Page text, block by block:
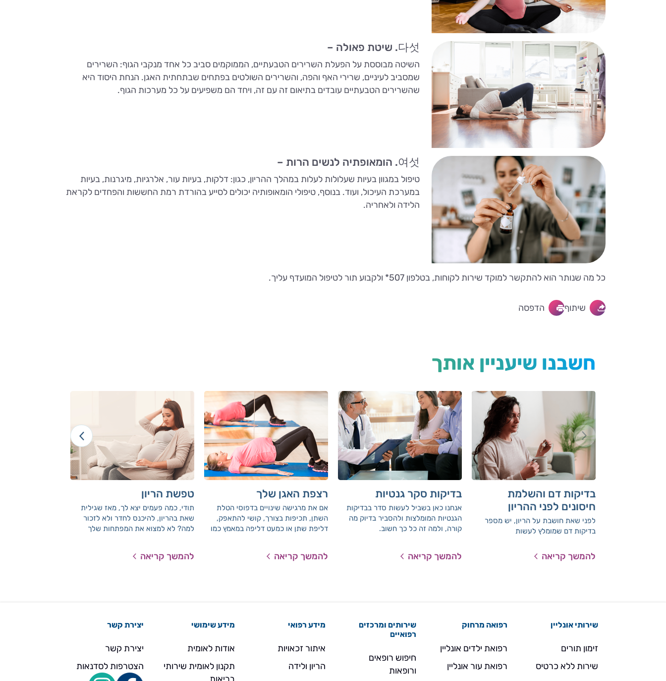
다섯. שיטת פאולה –
השיטה מבוססת על הפעלת השרירים הטבעתיים, הממוקמים סביב כל אחד מנקבי הגוף: השרירים
שמסביב לעיניים, שרירי האף והפה, והשרירים השולטים בפתחים שבתחתית האגן. הנחת היסוד היא
שהשרירים הטבעתיים עובדים בתיאום זה עם זה, ויחד הם משפיעים על כל מערכות הגוף.
여섯. הומאופתיה לנשים הרות –
טיפול במגוון בעיות שעלולות לעלות במהלך ההריון, כגון: דלקות, בעיות עור, אלרגיות, מיגרנות, בעיות
במערכת העיכול, ועוד. בנוסף, טיפולי הומאופותיה יכולים לסייע בהורדת רמת החששות והפחדים לקראת
הלידה ולאחריה.
כל מה שנותר הוא להתקשר למוקד שירות לקוחות, בטלפון 507* ולקבוע תור לטיפול המועדף עליך.
שיתוף הדפסה
חשבנו שיעניין אותך
בדיקות דם והשלמת
חיסונים לפני ההריון
לפני שאת חושבת על הריון, יש מספר
בדיקות דם שמומלץ לעשות
להמשך קריאה
בדיקות סקר גנטיות
אנחנו כאן בשביל לעשות סדר בבדיקות
הגנטיות המומלצות ולהסביר בדיוק מה
קורה, ולמה זה כל כך חשוב.
להמשך קריאה
רצפת האגן שלך
אם את מרגישה שינויים בדפוסי הטלת
השתן, תכיפות בצורך, קושי להתאפק,
דליפת שתן או כמעט דליפה במאמץ כמו
תופעות מוכרות בהריון ועוד יותר לאחר
להמשך קריאה
טפשת הריון
תודי, כמה פעמים יצא לך, מאז שגילית
שאת בהריון, להיכנס לחדר ולא לזכור
למה? לא למצוא את המפתחות שלך
ולגלות שם את משקפי השמש? אל דאגה,
להמשך קריאה
שירותי אונליין
זימון תורים
שירות ללא כרטיס
רפואה מרחוק
רפואת ילדים אונליין
רפואת עור אונליין
שירותים ומרכזים
רפואיים
חיפוש רופאים
ורופאות
מידע רפואי
איתור זכאויות
הריון ולידה
מידע שימושי
אודות לאומית
תקנון לאומית שירותי
יצירת קשר
יצירת קשר
הצטרפות לסדנאות